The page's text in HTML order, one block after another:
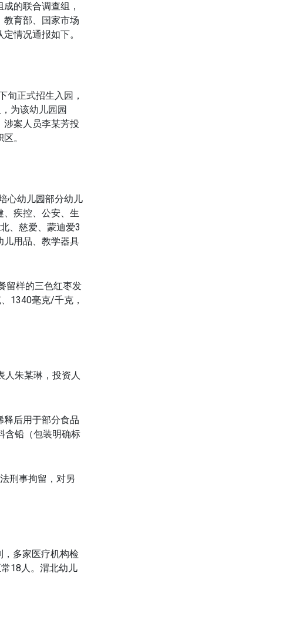
的联合调查组，
教育部、国家市场
情况通报如下。
旬正式招生入园，
为该幼儿园园
涉案人员李某芳投
。
心幼儿园部分幼儿
、疾控、公安、生
、慈爱、蒙迪爱3
儿用品、教学器具
留样的三色红枣发
1340毫克/千克，
人朱某琳，投资人
释后用于部分食品
含铅（包装明确标
刑事拘留，对另
多家医疗机构检
18人。渭北幼儿